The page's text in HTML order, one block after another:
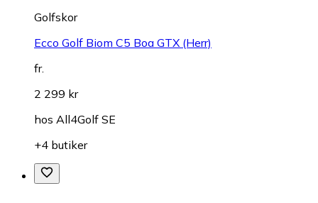
Golfskor
Ecco Golf Biom C5 Boa GTX (Herr)
fr.
2 299 kr
hos All4Golf SE
+4 butiker